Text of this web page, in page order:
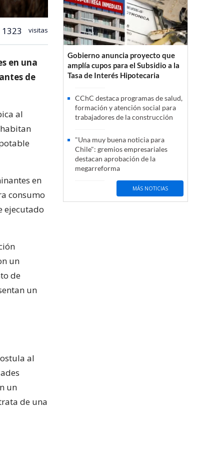
1323 visitas
en una
de
al
en
consumo
ejecutado
un
de
un
al
un
de una
Gobierno anuncia proyecto que
amplía cupos para el Subsidio a la
Tasa de Interés Hipotecaria
CChC destaca programas de salud,
formación y atención social para
trabajadores de la construcción
"Una muy buena noticia para
Chile": gremios empresariales
destacan aprobación de la
megarreforma
MÁS NOTICIAS